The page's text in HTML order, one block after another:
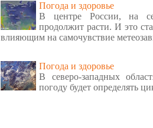
Погода и здоровье
В центре России, на
продолжит расти. И это
влияющим на самочувствие
Погода и здоровье
В северо-западных
погоду будет определять